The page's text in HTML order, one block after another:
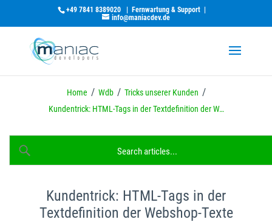
+49 7841 8389020 Fernwartung & Support
info@maniacdev.de
Home / Wdb / Tricks unserer Kunden /
Kundentrick: HTML-Tags in der Textdefinition der W…
Kundentrick: HTML-Tags in der
Textdefinition der Webshop-Texte